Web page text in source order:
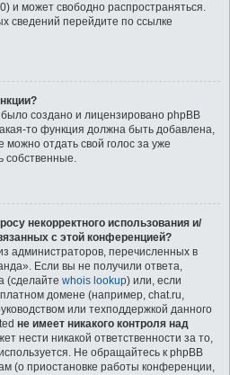
и может свободно распространяться.
сведений перейдите по ссылке
создано и лицензировано phpBB
то функция должна быть добавлена,
можно отдать свой голос за уже
собственные.
некорректного использования и/
с этой конференцией?
администраторов, перечисленных в
Если вы не получили ответа,
(сделайте whois lookup) или, если
домене (например, chat.ru,
или техподдержкой данного
не имеет никакого контроля над
нести никакой ответственности за то,
Не обращайтесь к phpBB
(о приостановке работы конференции,